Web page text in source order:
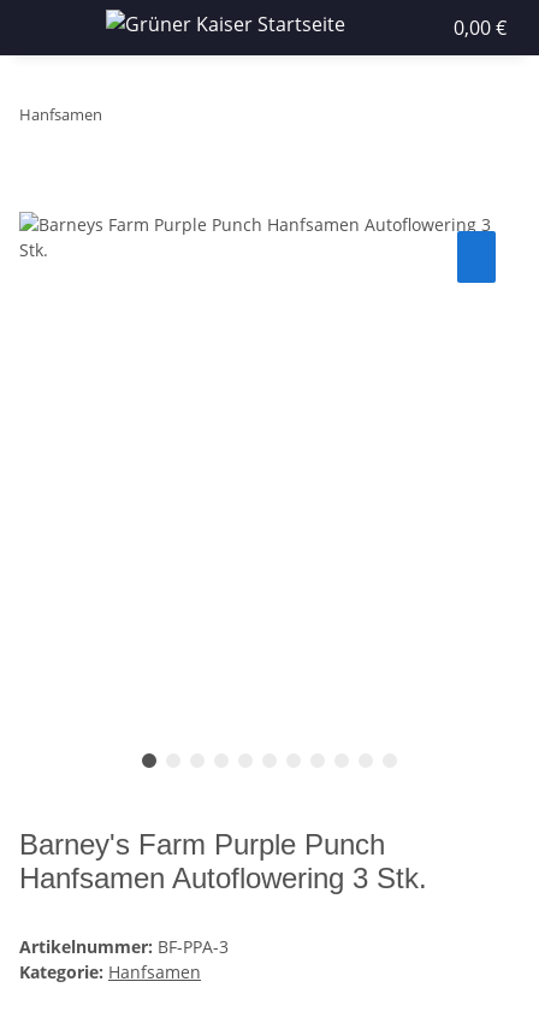
0,00 €
Hanfsamen
Barney's Farm Purple Punch
Hanfsamen Autoflowering 3 Stk.
Artikelnummer: BF-PPA-3
Kategorie: Hanfsamen